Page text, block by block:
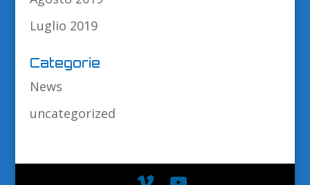
Luglio 2019
Categorie
News
uncategorized